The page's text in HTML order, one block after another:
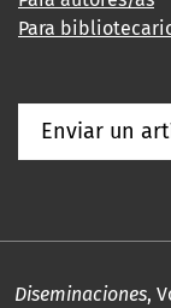
Para
Enviar un
Diseminaciones,